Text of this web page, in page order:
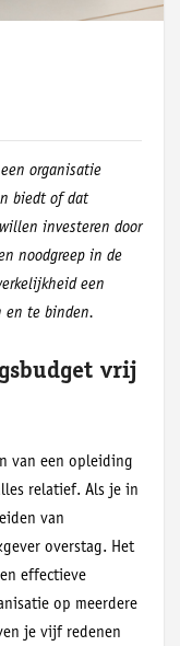
organisatie
biedt of dat
investeren door
noodgreep in de
een
en te binden.
vrij
van een opleiding
relatief. Als je in
van
overstag. Het
effectieve
op meerdere
je vijf redenen